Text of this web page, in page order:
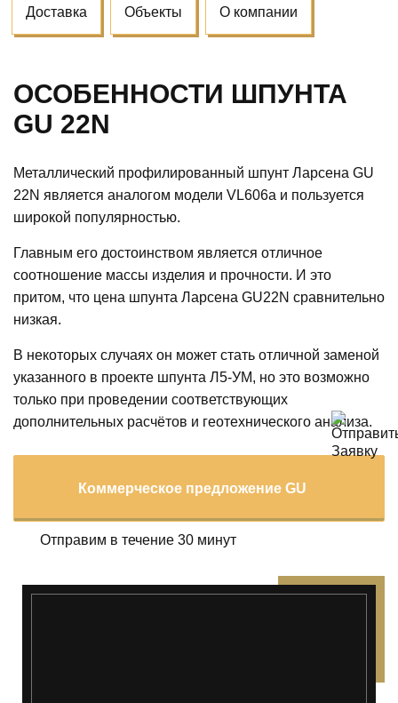
Доставка Объекты О компании
ОСОБЕННОСТИ ШПУНТА
GU 22N
Металлический профилированный шпунт Ларсена GU
22N является аналогом модели VL606a и пользуется
широкой популярностью.
Главным его достоинством является отличное
соотношение массы изделия и прочности. И это
притом, что цена шпунта Ларсена GU22N сравнительно
низкая.
В некоторых случаях он может стать отличной заменой
указанного в проекте шпунта Л5-УМ, но это возможно
только при проведении соответствующих
дополнительных расчётов и геотехнического анализа.
Коммерческое предложение GU
Отправим в течение 30 минут